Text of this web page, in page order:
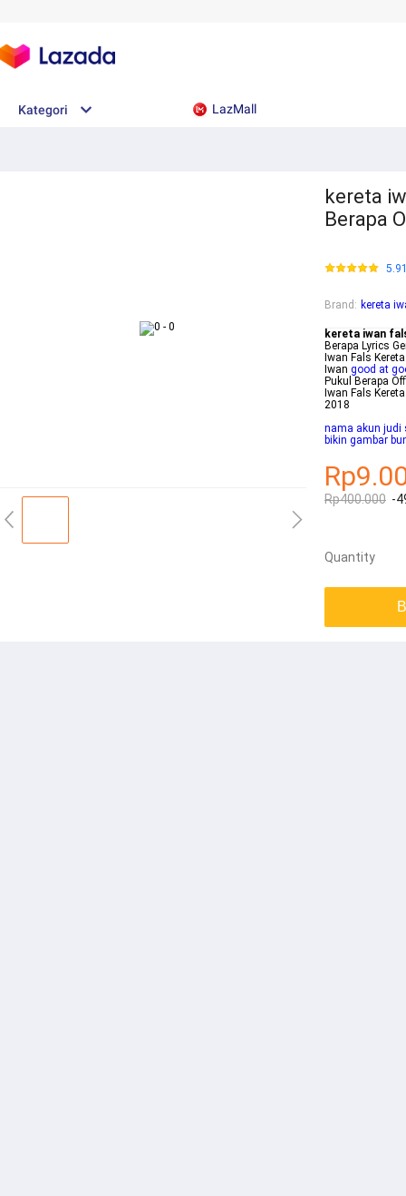
Kategori LazMall
kereta
Berapa
Brand : kereta
kereta iwan
Berapa Lyrics
Iwan Fals
Iwan good at
Pukul Berapa
Iwan Fals
2018
nama akun judi
bikin gambar
Rp400.000 -
Quantity